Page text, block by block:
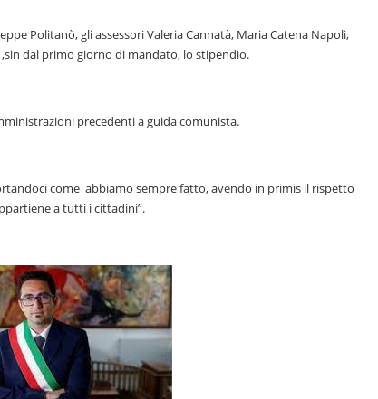
Politanò, gli assessori Valeria Cannatà, Maria Catena Napoli,
dal primo giorno di mandato, lo stipendio.
precedenti a guida comunista.
come abbiamo sempre fatto, avendo in primis il rispetto
a tutti i cittadini”.